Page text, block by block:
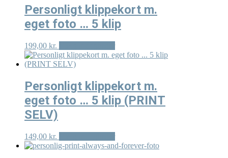
flere
varianter.
Mulighederne
kan
vælges
på
varesiden
Personligt klippekort m.
eget foto … 5 klip
199,00 kr.
Dette
vare
varianter.
Mulighederne
kan
vælges
Personligt klippekort m.
eget foto … 5 klip (PRINT
SELV)
149,00 kr.
Dette
vare